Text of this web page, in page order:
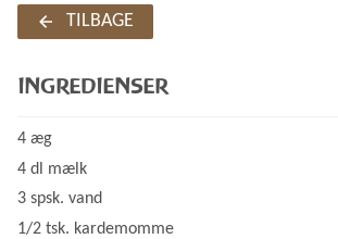
TILBAGE
INGREDIENSER
4 æg
4 dl mælk
3 spsk. vand
1/2 tsk. kardemomme